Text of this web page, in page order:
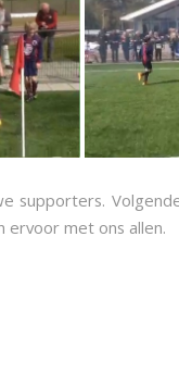
supporters.
ervoor met ons allen.